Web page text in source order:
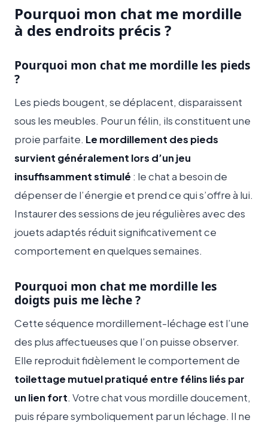
Pourquoi mon chat me mordille
à des endroits précis ?
Pourquoi mon chat me mordille les pieds
?
Les pieds bougent, se déplacent, disparaissent
sous les meubles. Pour un félin, ils constituent une
proie parfaite. Le mordillement des pieds
survient généralement lors d’un jeu
insuffisamment stimulé : le chat a besoin de
dépenser de l’énergie et prend ce qui s’offre à lui.
Instaurer des sessions de jeu régulières avec des
jouets adaptés réduit significativement ce
comportement en quelques semaines.
Pourquoi mon chat me mordille les
doigts puis me lèche ?
Cette séquence mordillement-léchage est l’une
des plus affectueuses que l’on puisse observer.
Elle reproduit fidèlement le comportement de
toilettage mutuel pratiqué entre félins liés par
un lien fort. Votre chat vous mordille doucement,
puis répare symboliquement par un léchage. Il ne